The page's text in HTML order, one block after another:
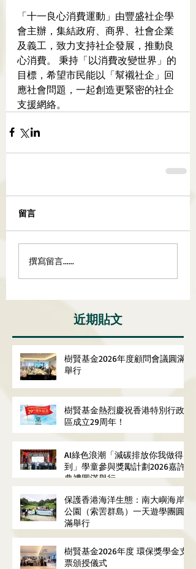
「十一良心消費運動」由豐盛社企學
會主辦，集結政府、商界、社會企業
及義工，致力支持社企發展，推動良
心消費。 秉持「以消費改變世界」的
目標，希望市民能以「幫襯社企」回
應社會問題，一起創造更緊密的社企
支援網絡。
留言
撰寫留言......
近期貼文
樹賢基金2026年度顧問會議圓滿
舉行
樹賢基金熱烈慶祝香港特別行政
區成立29周年！
AI綠色浪潮「減碳排放你我做得
到」學童參與獎勵計劃2026嘉許
典禮圓滿舉行
保護香港海洋生態：南大嶼海岸
公園（索罟群島）一天遊學團圓
滿舉行
樹賢基金2026年度 環保獎學金支
票頒授儀式